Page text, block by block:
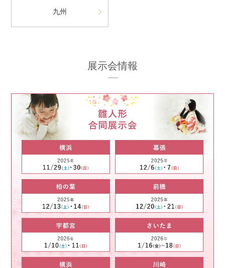
九州
展示会情報